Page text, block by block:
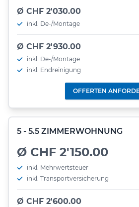
Ø CHF 2'030.00
inkl. De-/Montage
Ø CHF 2'930.00
inkl. De-/Montage
inkl. Endreinigung
OFFERTEN
5 - 5.5 ZIMMERWOHNUNG
Ø CHF 2'150.00
inkl. Mehrwertsteuer
inkl. Transportversicherung
Ø CHF 2'600.00